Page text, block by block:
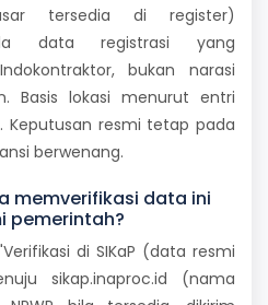
tersedia di register)
data registrasi yang
bukan narasi
Basis lokasi menurut entri
Keputusan resmi tetap pada
berwenang.
memverifikasi data ini
pemerintah?
di SIKaP (data resmi
sikap.inaproc.id (nama